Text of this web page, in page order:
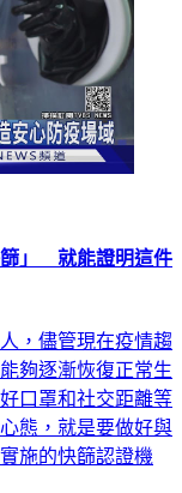
篩」 就能證明這件
，儘管現在疫情趨
夠逐漸恢復正常生
口罩和社交距離等
態，就是要做好與
施的快篩認證機